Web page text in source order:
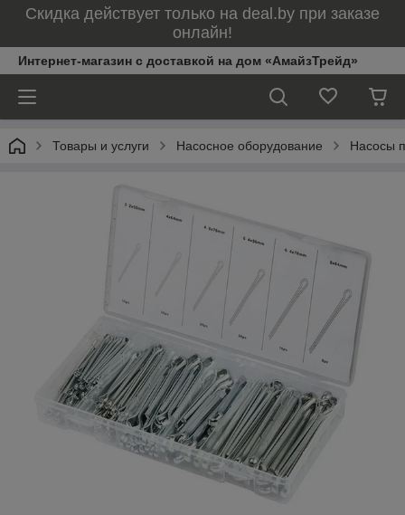
Скидка действует только на deal.by при заказе
онлайн!
Интернет-магазин с доставкой на дом «АмайзТрейд»
Товары и услуги Насосное оборудование Насосы